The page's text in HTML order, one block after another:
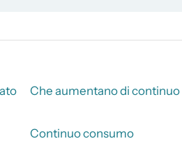
Che aumentano di continuo
Continuo consumo